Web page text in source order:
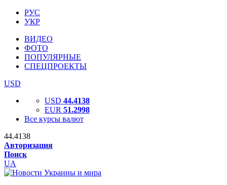
РУС
УКР
ВИДЕО
ФОТО
ПОПУЛЯРНЫЕ
СПЕЦПРОЕКТЫ
USD
USD 44.4138
EUR 51.2998
Все курсы валют
44.4138
Авторизация
Поиск
UA